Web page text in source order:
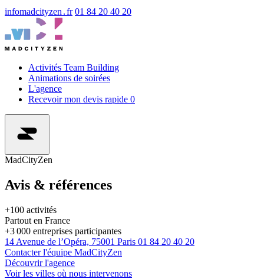
infomadcityzen․fr 01 84 20 40 20
Activités Team Building
Animations de soirées
L'agence
Recevoir mon devis rapide 0
MadCityZen
Avis & références
+100 activités
Partout en France
+3 000 entreprises participantes
14 Avenue de l’Opéra, 75001 Paris 01 84 20 40 20
Contacter l'équipe MadCityZen
Découvrir l'agence
Voir les villes où nous intervenons